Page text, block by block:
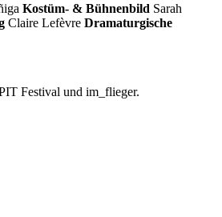
Kostüm- & Bühnenbild Sarah
Claire Lefèvre Dramaturgische
Festival und im_flieger.